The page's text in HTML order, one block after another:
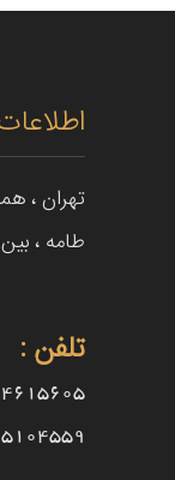
تهران ،
طامه ، بین لاله 5 و 4 ، پلاك
تلفن :